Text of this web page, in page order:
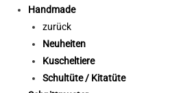
Handmade
zurück
Neuheiten
Kuscheltiere
Schultüte / Kitatüte